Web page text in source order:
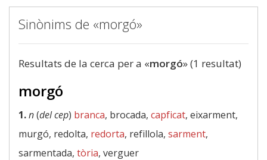
Sinònims de «morgó»
Resultats de la cerca per a «morgó» (1 resultat)
morgó
1.n(del cep) branca, brocada, capficat, eixarment,
murgó, redolta, redorta, refillola, sarment,
sarmentada, tòria, verguer